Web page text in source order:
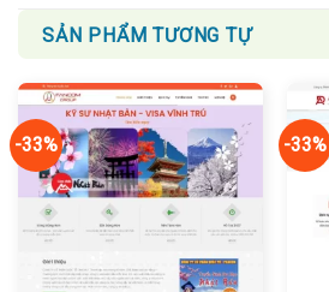
SẢN PHẨM TƯƠNG TỰ
-33% -33%